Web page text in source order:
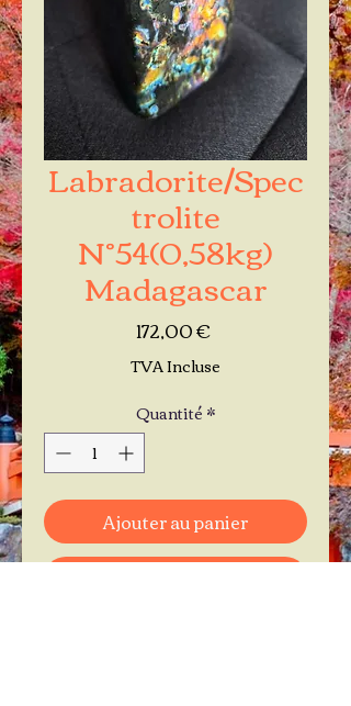
Labradorite/Spec
trolite
N°54(0,58kg)
Madagascar
172,00 €Prix
TVA Incluse
Quantité*
Ajouter au panier